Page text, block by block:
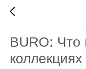
BURO: Что